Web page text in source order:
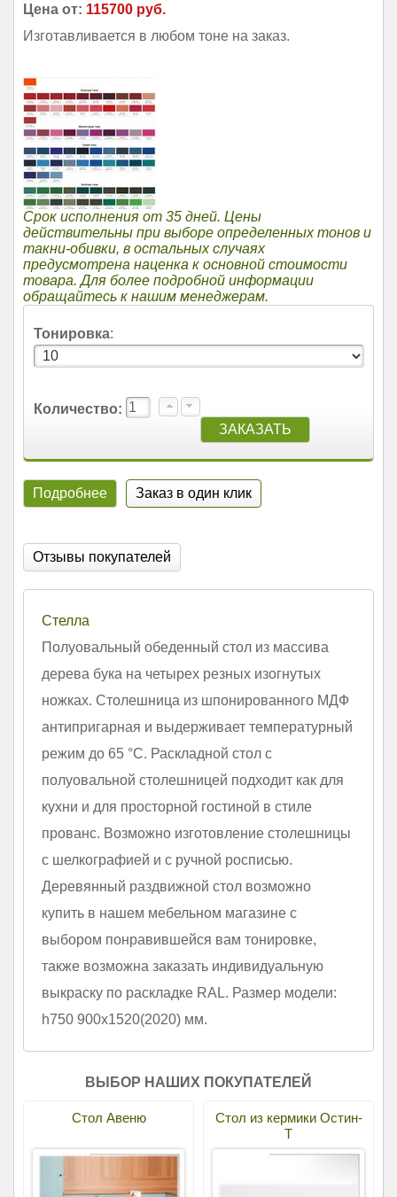
Цена от: 115700 руб.
Изготавливается в любом тоне на заказ.
Срок исполнения от 35 дней. Цены
действительны при выборе определенных тонов и
такни-обивки, в остальных случаях
предусмотрена наценка к основной стоимости
товара. Для более подробной информации
обращайтесь к нашим менеджерам.
Тонировка:
Количество:
Подробнее Заказ в один клик
Отзывы покупателей
Стелла
Полуовальный обеденный стол из массива
дерева бука на четырех резных изогнутых
ножках. Столешница из шпонированного МДФ
антипригарная и выдерживает температурный
режим до 65 °С. Раскладной стол с
полуовальной столешницей подходит как для
кухни и для просторной гостиной в стиле
прованс. Возможно изготовление столешницы
с шелкографией и с ручной росписью.
Деревянный раздвижной стол возможно
купить в нашем мебельном магазине с
выбором понравившейся вам тонировке,
также возможна заказать индивидуальную
выкраску по раскладке RAL. Размер модели:
h750 900х1520(2020) мм.
ВЫБОР НАШИХ ПОКУПАТЕЛЕЙ
Стол Авеню
Стол из кермики Остин-
Т